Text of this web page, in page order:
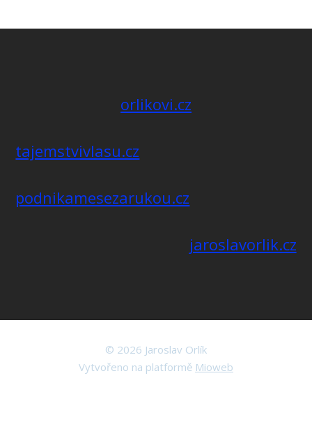
orlikovi.cz
tajemstvivlasu.cz
podnikamesezarukou.cz
jaroslavorlik.cz
© 2026 Jaroslav Orlík
Vytvořeno na platformě Mioweb